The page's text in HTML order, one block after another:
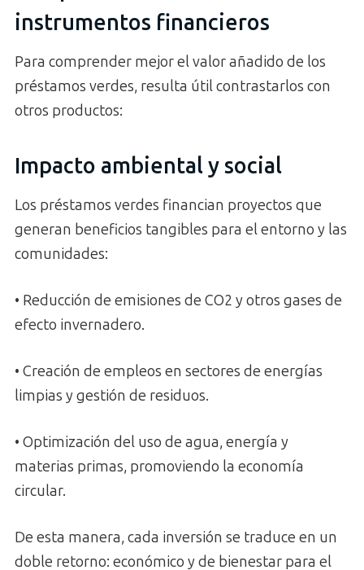
instrumentos financieros
Para comprender mejor el valor añadido de los
préstamos verdes, resulta útil contrastarlos con
otros productos:
Impacto ambiental y social
Los préstamos verdes financian proyectos que
generan beneficios tangibles para el entorno y las
comunidades:
• Reducción de emisiones de CO2 y otros gases de
efecto invernadero.
• Creación de empleos en sectores de energías
limpias y gestión de residuos.
• Optimización del uso de agua, energía y
materias primas, promoviendo la economía
circular.
De esta manera, cada inversión se traduce en un
doble retorno: económico y de bienestar para el